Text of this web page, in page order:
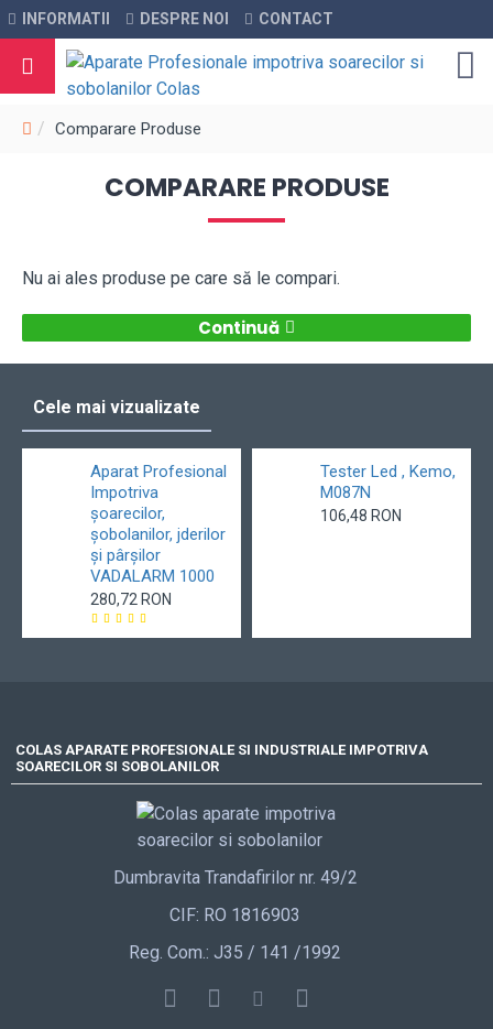
INFORMATII DESPRE NOI CONTACT
Comparare Produse
COMPARARE PRODUSE
Nu ai ales produse pe care să le compari.
Continuă
Cele mai vizualizate
Aparat Profesional
Impotriva
șoarecilor,
șobolanilor, jderilor
și pârșilor
VADALARM 1000
280,72 RON
Tester Led , Kemo,
M087N
106,48 RON
COLAS APARATE PROFESIONALE SI INDUSTRIALE IMPOTRIVA
SOARECILOR SI SOBOLANILOR
Dumbravita Trandafirilor nr. 49/2
CIF: RO 1816903
Reg. Com.: J35 / 141 /1992